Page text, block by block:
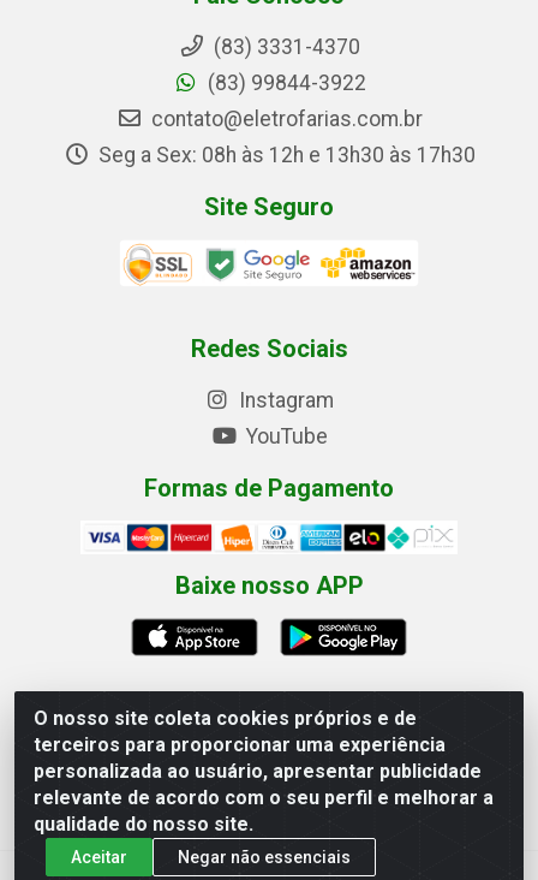
O nosso site coleta cookies próprios e de
terceiros para proporcionar uma experiência
personalizada ao usuário, apresentar publicidade
relevante de acordo com o seu perfil e melhorar a
qualidade do nosso site.
Aceitar Negar não essenciais
(83) 3331-4370
(83) 99844-3922
contato@eletrofarias.com.br
Seg a Sex: 08h às 12h e 13h30 às 17h30
Site Seguro
Redes Sociais
Instagram
YouTube
Formas de Pagamento
Baixe nosso APP
Eletrofarias Materiais Eletricos - Av. Jorn. Assis
Chateaubriand, 2500 - Distrito Industrial, Campina Grande/PB
- CEP 58.410-062 - CNPJ 12.110.462/0001-40